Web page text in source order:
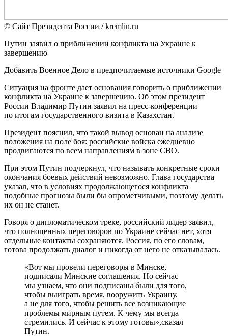
© Сайт Президента России / kremlin.ru
Путин заявил о приближении конфликта на Украине к
завершению
Добавить Военное Дело в предпочитаемые источники Google
Ситуация на фронте дает основания говорить о приближении
конфликта на Украине к завершению. Об этом президент
России Владимир Путин заявил на пресс-конференции
по итогам государственного визита в Казахстан.
Президент пояснил, что такой вывод основан на анализе
положения на поле боя: российские войска ежедневно
продвигаются по всем направлениям в зоне СВО.
При этом Путин подчеркнул, что называть конкретные сроки
окончания боевых действий невозможно. Глава государства
указал, что в условиях продолжающегося конфликта
подобные прогнозы были бы опрометчивыми, поэтому делать
их он не станет.
Говоря о дипломатическом треке, российский лидер заявил,
что полноценных переговоров по Украине сейчас нет, хотя
отдельные контакты сохраняются. Россия, по его словам,
готова продолжать диалог и никогда от него не отказывалась.
«Вот мы провели переговоры в Минске,
подписали Минские соглашения. Но сейчас
мы узнаем, что они подписаны были для того,
чтобы выиграть время, вооружить Украину,
а не для того, чтобы решить все возникающие
проблемы мирным путем. К чему мы всегда
стремились. И сейчас к этому готовы»,сказал
Путин.